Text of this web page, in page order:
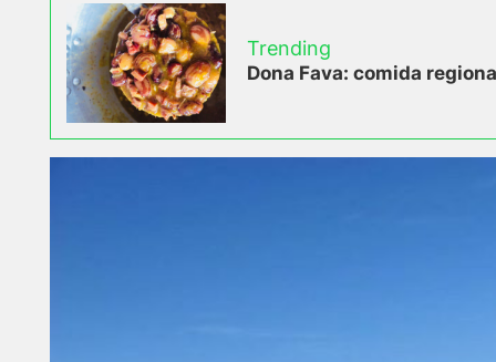
Trending
Dona Fava: comida